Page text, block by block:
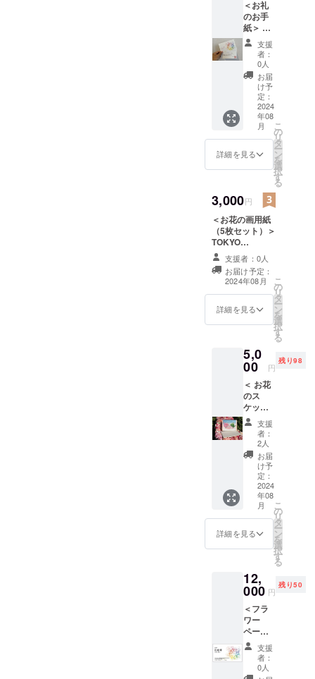
大地をキャ
ンバスに花
びらで描く
花絵「イン
フィオラー
タ」の日本
の第一人者
で、現在ま
で24 年間に
国内外約450
ヵ所 で作品
ロデュー
ス、年間150
万人以上の
集客をはか
るアートイ
ベントへと
育て上げ
た。
海外では
歌舞伎絵を
花で再現す
る「花歌舞
伎」の創作
をはじめ、
ローマ教皇
やベトナム
共産党書記
長等、 VIP
品も創作す
の活動が
「情熱大
陸」等、テ
レビ・ラジ
オ・新聞・
雑誌・WEB
等、多く
＜お礼
のお手
紙＞ ク
ラウド
ファン
ディン
グ限
定、花
の再生
紙で
作った
「TOKY
O
FLOWE
R
CARPE
オリジ
ナルポ
スト
カー
ド」に
よるお
礼のお
手紙を
送らせ
ていた
だきま
支援
者：
0人
お届
け予
定：
2024
年08
月
詳細を見る
こ
の
リ
タ
ー
ン
を
選
択
す
る
3,000円
＜お花の画用紙
（5枚セット）＞
TOKYO
FLOWER
CARPET 2024
で使用したカー
ネーションで製
作したフラワー
ペーパー（A4サ
イズ）を5枚セッ
支援者：0人
お届け予定：
2024年08月
詳細を見る
こ
の
リ
タ
ー
ン
を
選
択
す
る
5,0
00 円
残り98
＜ お花
のス
ケッチ
ブック
（1冊）
TOKYO
FLOWE
CARPE
T 2024
で使用
した
カー
ネー
ション
した
「お花
のス
ケッチ
ブッ
ク」を1
冊お送
りしま
す。
支援
者：
2人
お届
け予
定：
2024
年08
月
詳細を見る
こ
の
リ
タ
ー
ン
を
選
択
す
る
12,
000 円
残り50
＜フラ
ワー
ペー
パー名
刺（片
面カ
ラー/10
支援
者：
0人